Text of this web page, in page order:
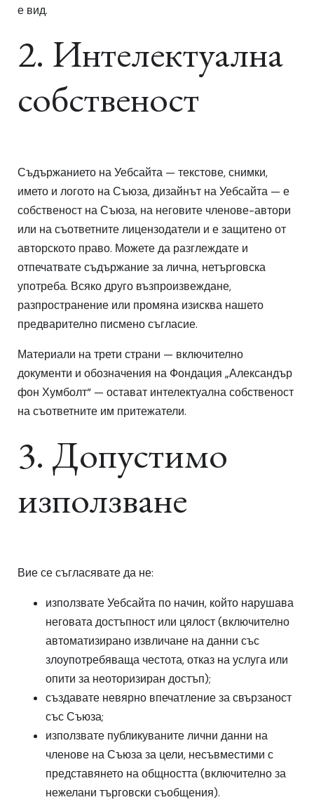
е вид.
2. Интелектуална
собственост
Съдържанието на Уебсайта — текстове, снимки,
името и логото на Съюза, дизайнът на Уебсайта — е
собственост на Съюза, на неговите членове-автори
или на съответните лицензодатели и е защитено от
авторското право. Можете да разглеждате и
отпечатвате съдържание за лична, нетърговска
употреба. Всяко друго възпроизвеждане,
разпространение или промяна изисква нашето
предварително писмено съгласие.
Материали на трети страни — включително
документи и обозначения на Фондация „Александър
фон Хумболт“ — остават интелектуална собственост
на съответните им притежатели.
3. Допустимо
използване
Вие се съгласявате да не:
използвате Уебсайта по начин, който нарушава
неговата достъпност или цялост (включително
автоматизирано извличане на данни със
злоупотребяваща честота, отказ на услуга или
опити за неоторизиран достъп);
създавате невярно впечатление за свързаност
със Съюза;
използвате публикуваните лични данни на
членове на Съюза за цели, несъвместими с
представянето на общността (включително за
нежелани търговски съобщения).